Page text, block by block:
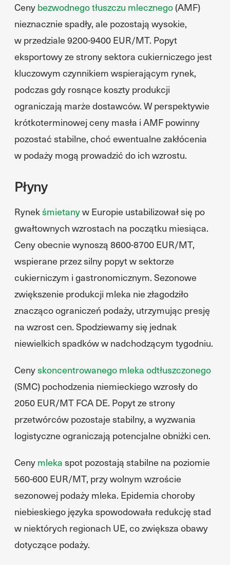
Ceny bezwodnego tłuszczu mlecznego (AMF)
nieznacznie spadły, ale pozostają wysokie,
w przedziale 9200-9400 EUR/MT. Popyt
eksportowy ze strony sektora cukierniczego jest
kluczowym czynnikiem wspierającym rynek,
podczas gdy rosnące koszty produkcji
ograniczają marże dostawców. W perspektywie
krótkoterminowej ceny masła i AMF powinny
pozostać stabilne, choć ewentualne zakłócenia
w podaży mogą prowadzić do ich wzrostu.
Płyny
Rynekśmietanyw Europie ustabilizował się po
gwałtownych wzrostach na początku miesiąca.
Ceny obecnie wynoszą 8600-8700 EUR/MT,
wspierane przez silny popyt w sektorze
cukierniczym i gastronomicznym. Sezonowe
zwiększenie produkcji mleka nie złagodziło
znacząco ograniczeń podaży, utrzymując presję
na wzrost cen. Spodziewamy się jednak
niewielkich spadków w nadchodzącym tygodniu.
Cenyskoncentrowanego mleka odtłuszczonego
(SMC) pochodzenia niemieckiego wzrosły do
2050 EUR/MT FCA DE. Popyt ze strony
przetwórców pozostaje stabilny, a wyzwania
logistyczne ograniczają potencjalne obniżki cen.
Ceny mleka spot pozostają stabilne na poziomie
560-600 EUR/MT, przy wolnym wzroście
sezonowej podaży mleka. Epidemia choroby
niebieskiego języka spowodowała redukcję stad
w niektórych regionach UE, co zwiększa obawy
dotyczące podaży.